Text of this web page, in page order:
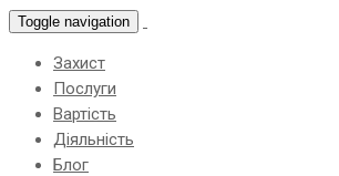
Toggle navigation
Захист
Послуги
Вартість
Діяльність
Блог